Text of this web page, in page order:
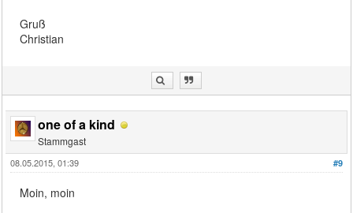
Gruß
Christian
one of a kind
Stammgast
#9
08.05.2015, 01:39
Moin, moin